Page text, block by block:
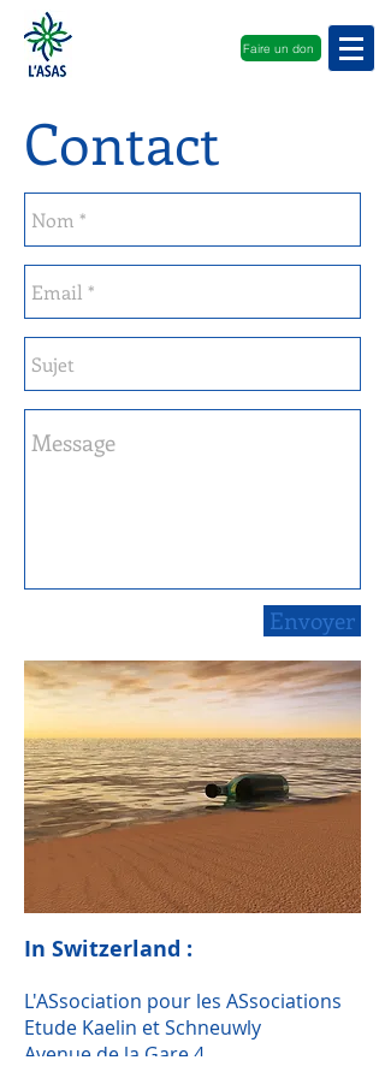
Faire un don
Contact
Envoyer
In Switzerland :
L'ASsociation pour les ASsociations
Etude Kaelin et Schneuwly
Avenue de la Gare 4